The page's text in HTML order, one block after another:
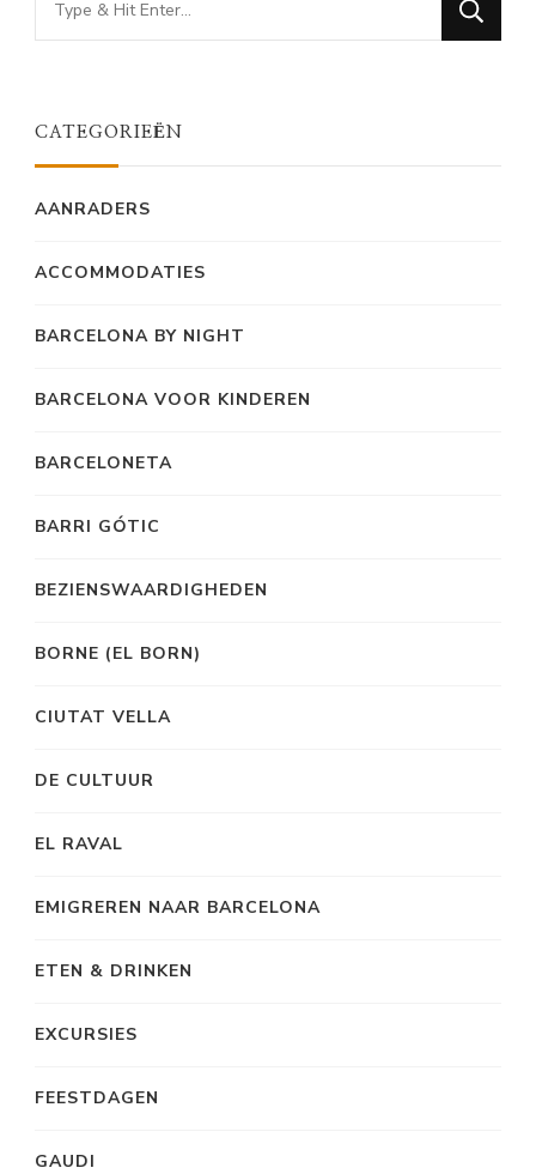
for
CATEGORIEËN
AANRADERS
ACCOMMODATIES
BARCELONA BY NIGHT
BARCELONA VOOR KINDEREN
BARCELONETA
BARRI GÓTIC
BEZIENSWAARDIGHEDEN
BORNE (EL BORN)
CIUTAT VELLA
DE CULTUUR
EL RAVAL
EMIGREREN NAAR BARCELONA
ETEN & DRINKEN
EXCURSIES
FEESTDAGEN
GAUDI